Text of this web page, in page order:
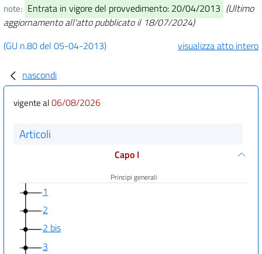
note: Entrata in vigore del provvedimento: 20/04/2013 (Ultimo
aggiornamento all'atto pubblicato il 18/07/2024)
(GU n.80 del 05-04-2013)
visualizza atto intero
nascondi
vigente al06/08/2026
Articoli
Capo I
Principi generali
1
2
2 bis
3